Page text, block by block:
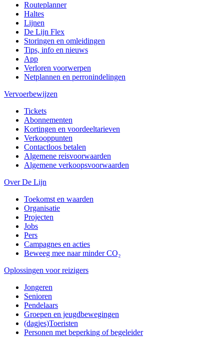
Routeplanner
Haltes
Lijnen
De Lijn Flex
Storingen en omleidingen
Tips, info en nieuws
App
Verloren voorwerpen
Netplannen en perronindelingen
Vervoerbewijzen
Tickets
Abonnementen
Kortingen en voordeeltarieven
Verkooppunten
Contactloos betalen
Algemene reisvoorwaarden
Algemene verkoopsvoorwaarden
Over De Lijn
Toekomst en waarden
Organisatie
Projecten
Jobs
Pers
Campagnes en acties
Beweeg mee naar minder CO₂
Oplossingen voor reizigers
Jongeren
Senioren
Pendelaars
Groepen en jeugdbewegingen
(dagjes)Toeristen
Personen met beperking of begeleider